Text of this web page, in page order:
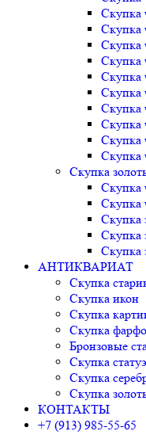
Скупка
Скупка
Скупка
Скупка
Скупка
Скупка
Скупка
Скупка
Скупка
Скупка
Скупка
Скупка
Скупка
Скупка
Скупка
Скупка
АНТИКВАРИАТ
Скупка
Скупка икон
Скупка
Скупка
Бронзовые
Скупка
Скупка
Скупка
КОНТАКТЫ
+7 (913) 985-55-65